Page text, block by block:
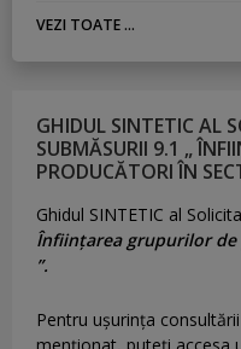
VEZI TOATE ...
GHIDUL SINTETIC AL
SUBMĂSURII 9.1 „
PRODUCĂTORI ÎN
Ghidul SINTETIC al
Înființarea grupurilor
”.
Pentru uşurinţa